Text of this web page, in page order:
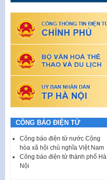
CÔNG BÁO ĐIỆN TỬ
Công báo điện tử nước Cộng
hòa xã hội chủ nghĩa Việt Nam
Công báo điện tử thành phố Hà
Nội